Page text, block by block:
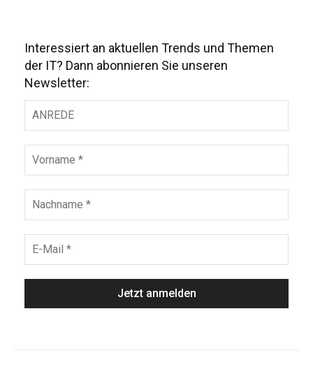
Interessiert an aktuellen Trends und Themen
der IT? Dann abonnieren Sie unseren
Newsletter: